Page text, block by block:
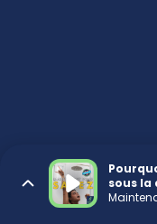
sous la